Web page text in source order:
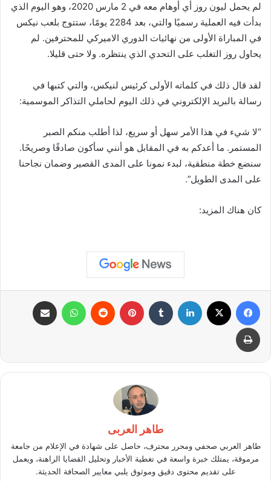
لم يحمل ليون روز أي أوهام معه في 2 مارس 2020، وهو اليوم الذي
بدأت فيه العملية رسميًا والتي، بعد 2284 يومًا، ستتوج بلعب نيكس
في المباراة الأولى من نهائيات الدوري الاميركي للمحترفين. لم
يحاول روز التغلب على التحدي الذي ينتظره. ولا حتى قليلا.
لقد قال ذلك في كلماته الأولى كرئيس لنيكس، والتي كتبها في
رسالة بالبريد الإلكتروني في ذلك اليوم لحاملي التذاكر الموسمية:
“لا شيء في هذا الأمر سهل أو سريع، لذا أطلب منكم الصبر
المستمر. ما أعدكم به في المقابل هو أنني سأكون صادقًا وصريحًا.
سنضع خطة منطقية، لبدء نمونا على المدى القصير وضمان نجاحنا
على المدى الطويل”.
كان هناك المزيد:
فيسبوك لينكدإن بينتيريست واتساب
طباعة
طاهر العربى
طاهر العربي صحفي ومحرر محترف، حاصل على شهادة في الإعلام من جامعة
مرموقة، يمتلك خبرة واسعة في تغطية الأخبار وتحليل القضايا الراهنة، ويعمل
على تقديم محتوى دقيق وموثوق يلبي معايير الصحافة الحديثة.